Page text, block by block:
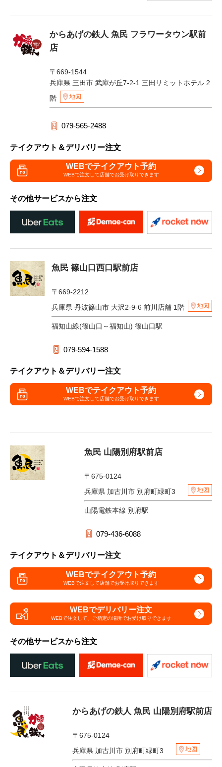
からあげの鉄人 魚民 フラワータウン駅前
店
〒669-1544
兵庫県 三田市 武庫が丘7-2-1 三田サミットホテル 2
階
地図
079-565-2488
テイクアウト＆デリバリー注文
WEBでテイクアウト予約
WEBで注文して店舗でお受け取りできます
その他サービスから注文
魚民 篠山口西口駅前店
〒669-2212
兵庫県 丹波篠山市 大沢2-9-6 前川店舗 1階
地図
福知山線(篠山口～福知山) 篠山口駅
079-594-1588
テイクアウト＆デリバリー注文
WEBでテイクアウト予約
WEBで注文して店舗でお受け取りできます
魚民 山陽別府駅前店
〒675-0124
兵庫県 加古川市 別府町緑町3
地図
山陽電鉄本線 別府駅
079-436-6088
テイクアウト＆デリバリー注文
WEBでテイクアウト予約
WEBで注文して店舗でお受け取りできます
WEBでデリバリー注文
WEBで注文して、 ご指定の場所でお受け取りできます
その他サービスから注文
からあげの鉄人 魚民 山陽別府駅前店
〒675-0124
兵庫県 加古川市 別府町緑町3
地図